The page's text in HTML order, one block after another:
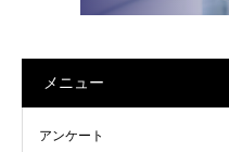
メニュー
アンケート